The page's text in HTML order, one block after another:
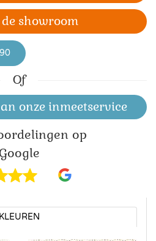
de showroom
Of
onze inmeetservice
op
KLEUREN